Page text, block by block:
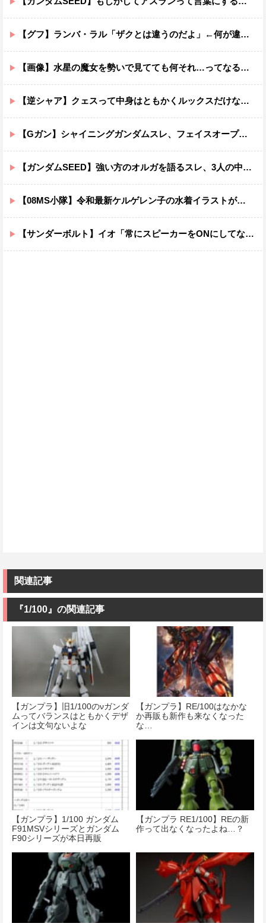
【グフ】ランバ・ラル「ザクとは違うのだよ」←何が違うの？
【画像】水星の魔女を勢いで見てても何それ…ってなる部分ｗｗｗｗｗｗｗｗ
【逆シャア】クェスって中身はともかくルックスだけなら最高だな
【Gガン】シャイニングガンダムスレ、フェイスオープンが嫌いな男の子なんていません
【ガンダムSEED】強い方のオルガを語るスレ、3人の中でも強化は一番されてない方
【08MS小隊】令和最新ケルゲレン子の水着イラストがあまりにもスケベすぎる…
【サンダーボルト】イオ「常にスピーカーをONにしてな！」→オフにしたくなる音ｗｗｗｗｗｗｗｗｗｗｗ
関連記事
『1/100』の関連記事
【ガンプラ】旧1/100のνガンダ
ムってバランスはともかくデザ
インは文句ないよな
【ガンプラ】RE/100はなかな
か再販も新作も来なくなった
な…
【ガンプラ】1/100 ガンダム
F91MSVシリーズとガンダム
F90シリーズが本日再販
【ガンプラ RE1/100】REの新
作って出なくなったよね…？